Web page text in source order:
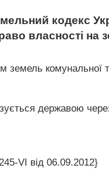
кодекс
власності на
земель комунальної
державою
VI від 06.09.2012}